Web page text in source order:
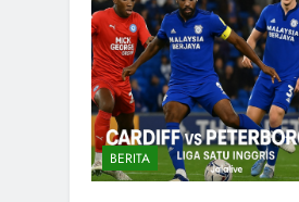
BERITA